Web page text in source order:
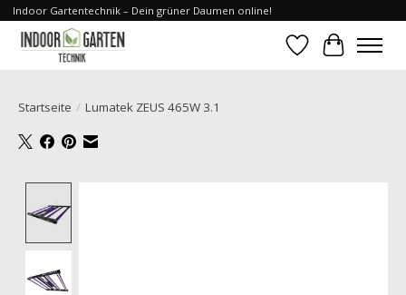
Indoor Gartentechnik – Dein grüner Daumen online!
Wunschzettel
Ihr
Startseite / Lumatek ZEUS 465W 3.1